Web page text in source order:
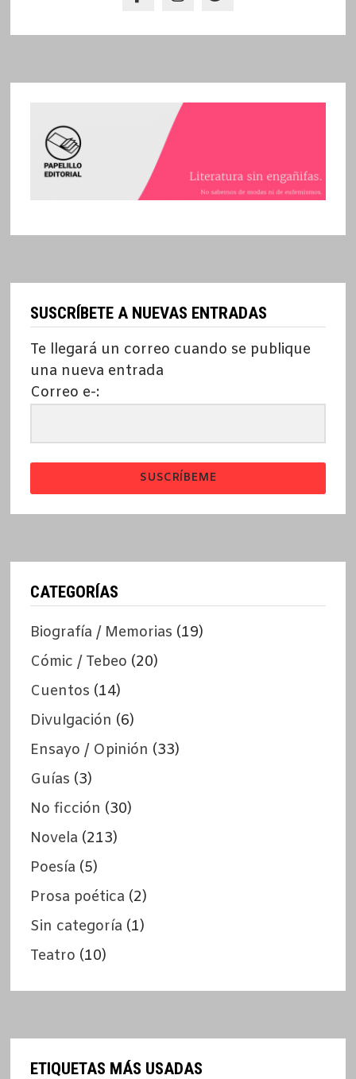
SUSCRÍBETE A NUEVAS ENTRADAS
Te llegará un correo cuando se publique
una nueva entrada
Correo e-:
SUSCRÍBEME
CATEGORÍAS
Biografía / Memorias (19)
Cómic / Tebeo (20)
Cuentos (14)
Divulgación (6)
Ensayo / Opinión (33)
Guías (3)
No ficción (30)
Novela (213)
Poesía (5)
Prosa poética (2)
Sin categoría (1)
Teatro (10)
ETIQUETAS MÁS USADAS